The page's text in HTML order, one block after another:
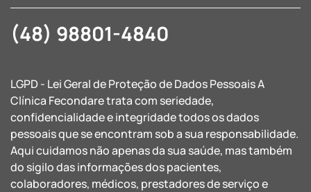
(48) 98801-4840
LGPD - Lei Geral de Proteção de Dados Pessoais A
Clínica Fecondare trata com seriedade,
confidencialidade e integridade todos os dados
pessoais que se encontram sob a sua responsabilidade.
Aqui cuidamos não apenas da sua saúde, mas também
do sigilo das informações dos pacientes,
colaboradores, médicos, prestadores de serviço e